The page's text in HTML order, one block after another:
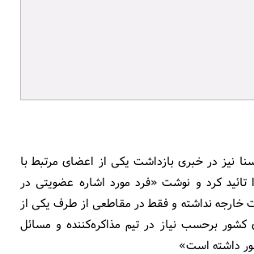
نیز در خبری بازداشت یکی از اعضای مرتبط با
تائید کرد و نوشت «فرد مورد اشاره عضویتی در
خارجه نداشته و فقط در مقاطعی از طرف یکی از
برحسب نیاز در تیم مذاکره‌کننده و مسائل
داشته است»